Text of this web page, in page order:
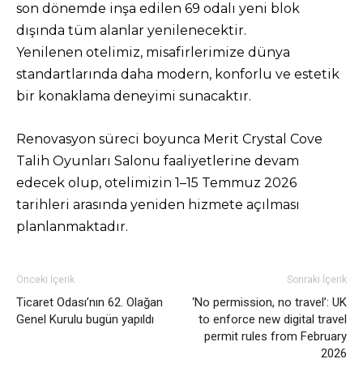
son dönemde inşa edilen 69 odalı yeni blok
dışında tüm alanlar yenilenecektir.
Yenilenen otelimiz, misafirlerimize dünya
standartlarında daha modern, konforlu ve estetik
bir konaklama deneyimi sunacaktır.
Renovasyon süreci boyunca Merit Crystal Cove
Talih Oyunları Salonu faaliyetlerine devam
edecek olup, otelimizin 1–15 Temmuz 2026
tarihleri arasında yeniden hizmete açılması
planlanmaktadır.
Önceki İçerik
Ticaret Odası’nın 62. Olağan
Genel Kurulu bugün yapıldı
Sonraki İçerik
‘No permission, no travel’: UK
to enforce new digital travel
permit rules from February
2026